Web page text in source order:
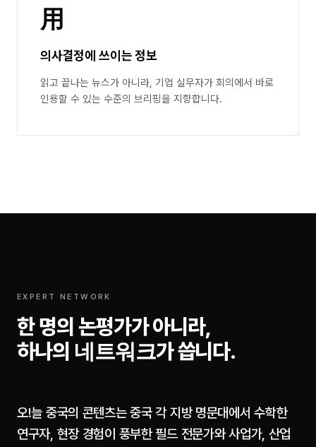
用
의사결정에 쓰이는 정보
읽고 끝나는 뉴스가 아니라, 기업 실무자가 회의에서 바로
인용할 수 있는 수준의 브리핑을 지향합니다.
EXPERT NETWORK
한 명의 논평가가 아니라,
하나의 네트워크가 씁니다.
오!늘 중국의 콘텐츠는 중국 각 지방 명문대에서 수학한
연구자, 현장 경험이 풍부한 필드 전문가와 사업가, 산업